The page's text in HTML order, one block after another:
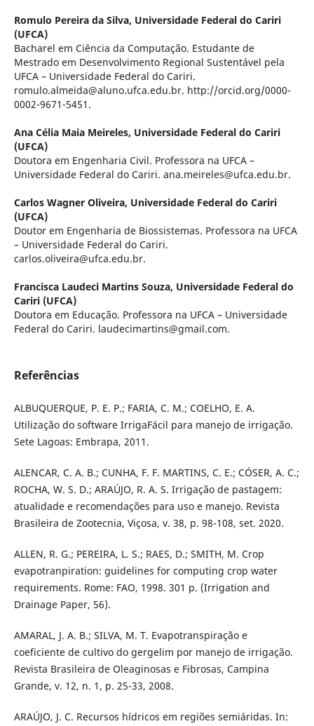
Romulo Pereira da Silva, Universidade Federal do Cariri
(UFCA)
Bacharel em Ciência da Computação. Estudante de
Mestrado em Desenvolvimento Regional Sustentável pela
UFCA – Universidade Federal do Cariri.
romulo.almeida@aluno.ufca.edu.br. http://orcid.org/0000-
0002-9671-5451.
Ana Célia Maia Meireles, Universidade Federal do Cariri
(UFCA)
Doutora em Engenharia Civil. Professora na UFCA –
Universidade Federal do Cariri. ana.meireles@ufca.edu.br.
Carlos Wagner Oliveira, Universidade Federal do Cariri
(UFCA)
Doutor em Engenharia de Biossistemas. Professora na UFCA
– Universidade Federal do Cariri.
carlos.oliveira@ufca.edu.br.
Francisca Laudeci Martins Souza, Universidade Federal do
Cariri (UFCA)
Doutora em Educação. Professora na UFCA – Universidade
Federal do Cariri. laudecimartins@gmail.com.
Referências
ALBUQUERQUE, P. E. P.; FARIA, C. M.; COELHO, E. A.
Utilização do software IrrigaFácil para manejo de irrigação.
Sete Lagoas: Embrapa, 2011.
ALENCAR, C. A. B.; CUNHA, F. F. MARTINS, C. E.; CÓSER, A. C.;
ROCHA, W. S. D.; ARAÚJO, R. A. S. Irrigação de pastagem:
atualidade e recomendações para uso e manejo. Revista
Brasileira de Zootecnia, Viçosa, v. 38, p. 98-108, set. 2020.
ALLEN, R. G.; PEREIRA, L. S.; RAES, D.; SMITH, M. Crop
evapotranpiration: guidelines for computing crop water
requirements. Rome: FAO, 1998. 301 p. (Irrigation and
Drainage Paper, 56).
AMARAL, J. A. B.; SILVA, M. T. Evapotranspiração e
coeficiente de cultivo do gergelim por manejo de irrigação.
Revista Brasileira de Oleaginosas e Fibrosas, Campina
Grande, v. 12, n. 1, p. 25-33, 2008.
ARAÚJO, J. C. Recursos hídricos em regiões semiáridas. In: